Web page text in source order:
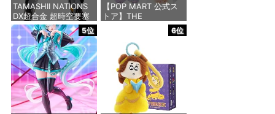
TAMASHII NATIONS
DX超合金 超時空要塞
マクロス VF-1S バル
キリー ロイ・フォッカ
ースペシャル リバイバ
ルVer. 約280mm
ABS&ダイキャスト
&PVC製 塗装済み可動
フィギュア
価格：¥24,750
【POP MART 公式ス
トア】THE
MONSTERS Big into
Energy シリーズ ぬい
ぐるみペンダント 【1
ピース】 エナジーラブ
ブ labubu ラブブ らぶ
ぶ ポップマート ブラ
インドボックス フィギ
ュア おもちゃ ガチャ
ガチャ
5位 6位